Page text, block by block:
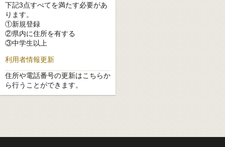
下記3点すべてを満たす必要があ
ります。
①新規登録
②県内に住所を有する
③中学生以上
利用者情報更新
住所や電話番号の更新はこちらか
ら行うことができます。